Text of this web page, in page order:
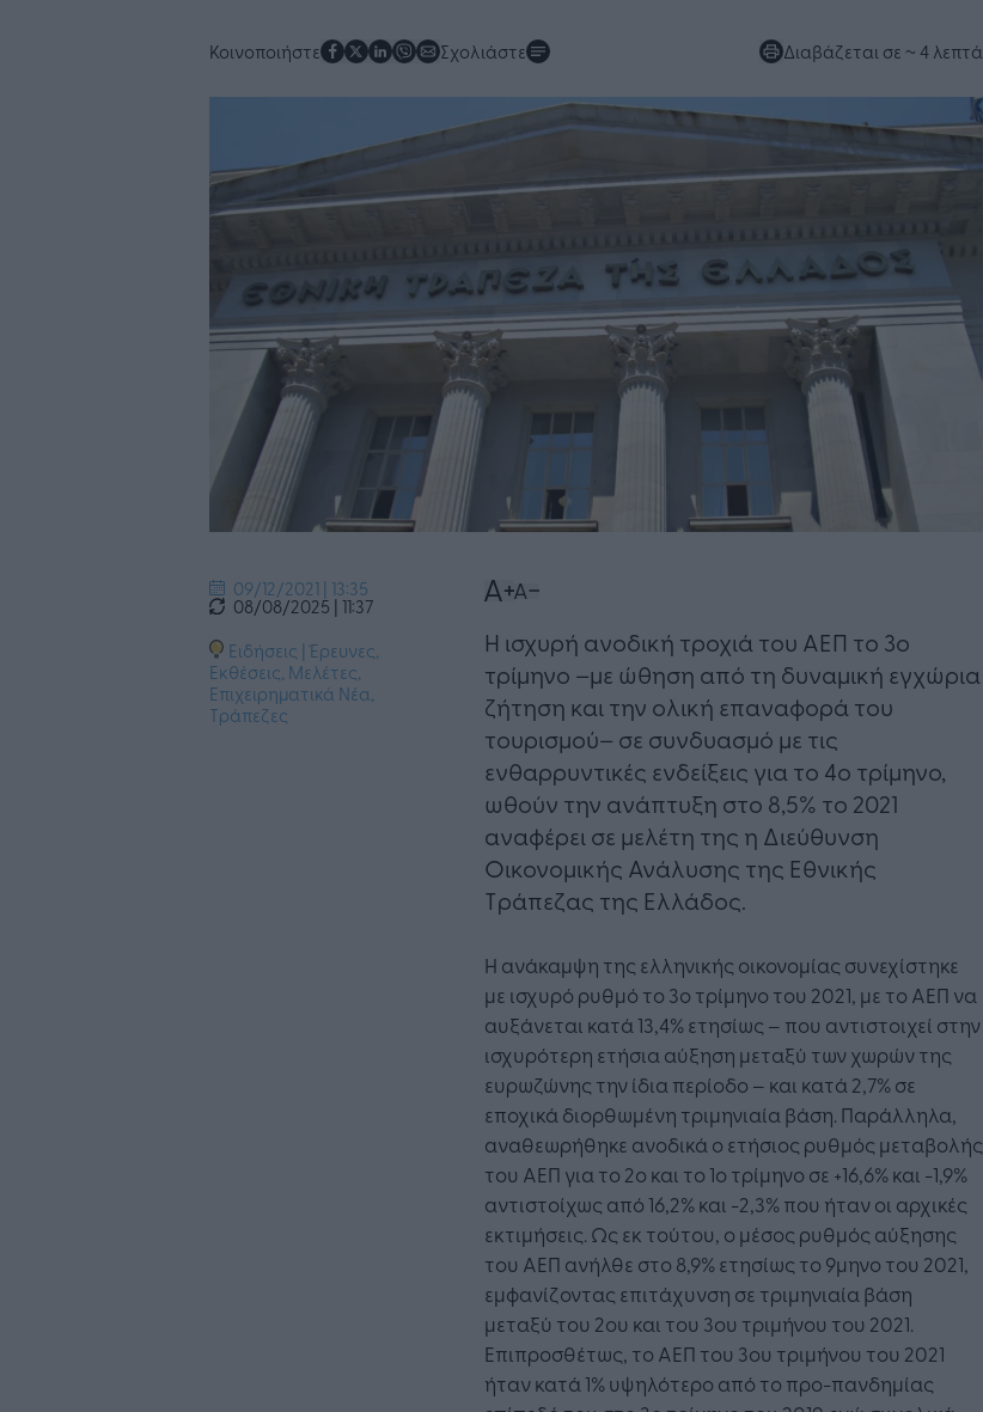
Κοινοποιήστε Σχολιάστε Διαβάζεται σε ~ 4 λεπτά
09/12/2021 | 13:35
08/08/2025 | 11:37
Ειδήσεις |Έρευνες,
Εκθέσεις, Μελέτες,
Επιχειρηματικά Νέα,
Τράπεζες
Η ισχυρή ανοδική τροχιά του ΑΕΠ το 3ο
τρίμηνο –με ώθηση από τη δυναμική εγχώρια
ζήτηση και την ολική επαναφορά του
τουρισμού– σε συνδυασμό με τις
ενθαρρυντικές ενδείξεις για το 4ο τρίμηνο,
ωθούν την ανάπτυξη στο 8,5% το 2021
αναφέρει σε μελέτη της η Διεύθυνση
Οικονομικής Ανάλυσης της Εθνικής
Τράπεζας της Ελλάδος.
Η ανάκαμψη της ελληνικής οικονομίας συνεχίστηκε
με ισχυρό ρυθμό το 3ο τρίμηνο του 2021, με το ΑΕΠ να
αυξάνεται κατά 13,4% ετησίως – που αντιστοιχεί στην
ισχυρότερη ετήσια αύξηση μεταξύ των χωρών της
ευρωζώνης την ίδια περίοδο – και κατά 2,7% σε
εποχικά διορθωμένη τριμηνιαία βάση. Παράλληλα,
αναθεωρήθηκε ανοδικά ο ετήσιος ρυθμός μεταβολής
του ΑΕΠ για το 2ο και το 1ο τρίμηνο σε +16,6% και -1,9%
αντιστοίχως από 16,2% και -2,3% που ήταν οι αρχικές
εκτιμήσεις. Ως εκ τούτου, ο μέσος ρυθμός αύξησης
του ΑΕΠ ανήλθε στο 8,9% ετησίως το 9μηνο του 2021,
εμφανίζοντας επιτάχυνση σε τριμηνιαία βάση
μεταξύ του 2ου και του 3ου τριμήνου του 2021.
Επιπροσθέτως, το ΑΕΠ του 3ου τριμήνου του 2021
ήταν κατά 1% υψηλότερο από το προ-πανδημίας